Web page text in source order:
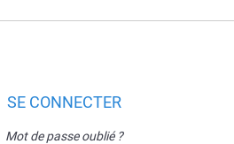
SE CONNECTER
Mot de passe oublié ?